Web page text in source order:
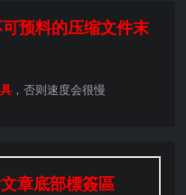
预料的压缩文件末
，否则速度会很慢
章底部標簽區